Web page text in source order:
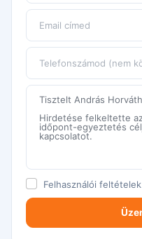
Felhasználói feltételek